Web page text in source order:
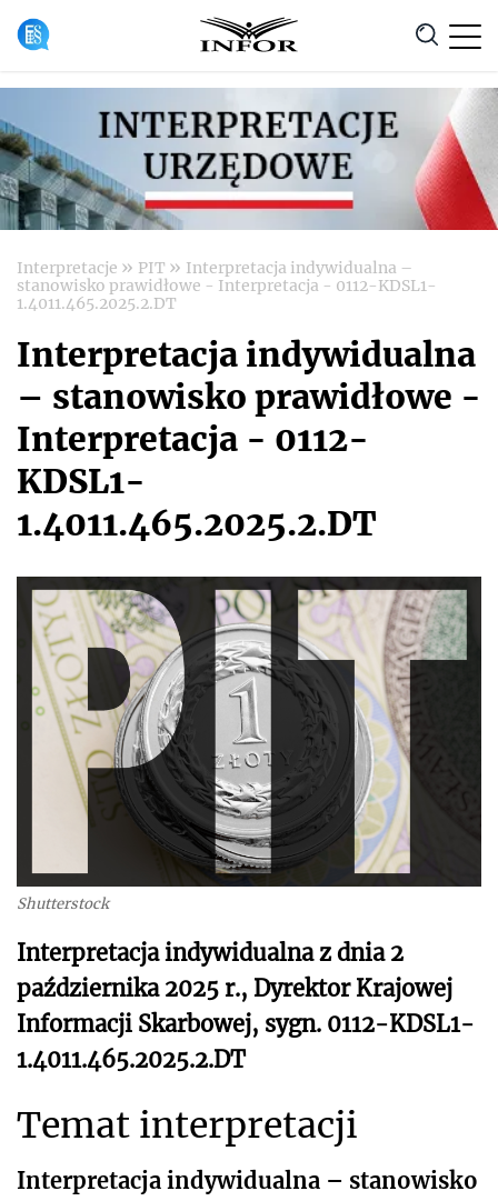
Anuluj
Interpretacje » PIT » Interpretacja indywidualna –
stanowisko prawidłowe - Interpretacja - 0112-KDSL1-
1.4011.465.2025.2.DT
Interpretacja indywidualna
– stanowisko prawidłowe -
Interpretacja - 0112-
KDSL1-
1.4011.465.2025.2.DT
Shutterstock
Interpretacja indywidualna z dnia 2
października 2025 r., Dyrektor Krajowej
Informacji Skarbowej, sygn. 0112-KDSL1-
1.4011.465.2025.2.DT
Temat interpretacji
Interpretacja indywidualna – stanowisko